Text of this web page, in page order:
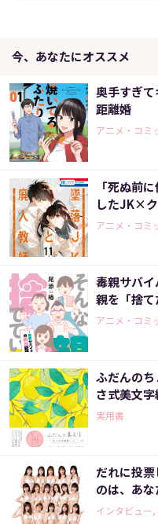
今、あなたにオススメ
奥手すぎ
距離婚
アニメ・コミ
「死ぬ前
したJK×
アニメ・コミ
毒親サバ
親を「捨
アニメ・コミ
ふだんの
さ式美文
実用書
だれに投
のは、あな
インタビュー